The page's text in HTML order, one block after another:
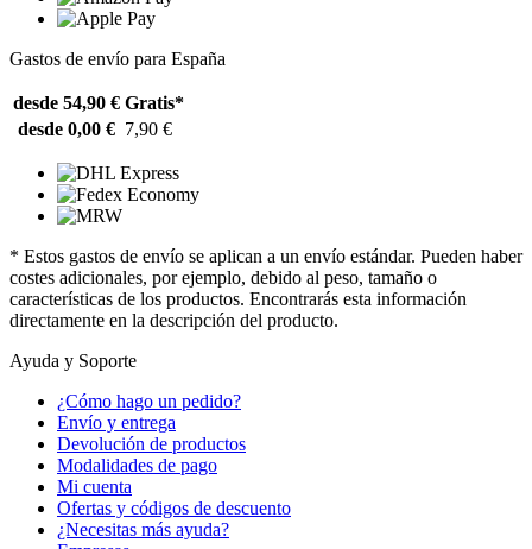
Gastos de envío para España
desde 54,90 € Gratis*
desde 0,00 € 7,90 €
* Estos gastos de envío se aplican a un envío estándar. Pueden haber
costes adicionales, por ejemplo, debido al peso, tamaño o
características de los productos. Encontrarás esta información
directamente en la descripción del producto.
Ayuda y Soporte
¿Cómo hago un pedido?
Envío y entrega
Devolución de productos
Modalidades de pago
Mi cuenta
Ofertas y códigos de descuento
¿Necesitas más ayuda?